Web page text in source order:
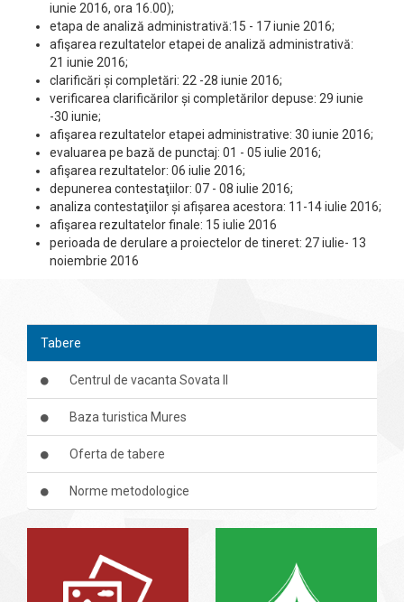
iunie 2016, ora 16.00);
etapa de analiză administrativă:15 - 17 iunie 2016;
afişarea rezultatelor etapei de analiză administrativă:
21 iunie 2016;
clarificări și completări: 22 -28 iunie 2016;
verificarea clarificărilor și completărilor depuse: 29 iunie
-30 iunie;
afişarea rezultatelor etapei administrative: 30 iunie 2016;
evaluarea pe bază de punctaj: 01 - 05 iulie 2016;
afişarea rezultatelor: 06 iulie 2016;
depunerea contestaţiilor: 07 - 08 iulie 2016;
analiza contestaţiilor și afișarea acestora: 11-14 iulie 2016;
afişarea rezultatelor finale: 15 iulie 2016
perioada de derulare a proiectelor de tineret: 27 iulie- 13
noiembrie 2016
Tabere
Centrul de vacanta Sovata II
Baza turistica Mures
Oferta de tabere
Norme metodologice